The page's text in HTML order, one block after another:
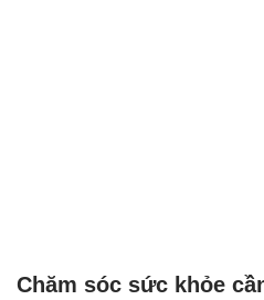
Chăm sóc sức khỏe